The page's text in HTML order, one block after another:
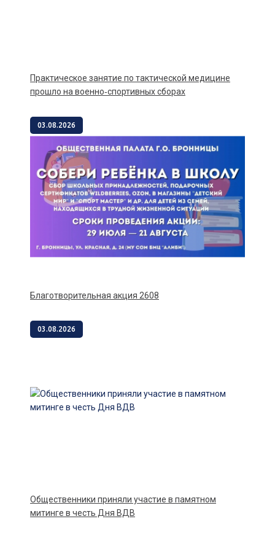
Практическое занятие по тактической медицине
прошло на военно‑спортивных сборах
03.08.2026
Благотворительная акция 2608
03.08.2026
Общественники приняли участие в памятном
митинге в честь Дня ВДВ